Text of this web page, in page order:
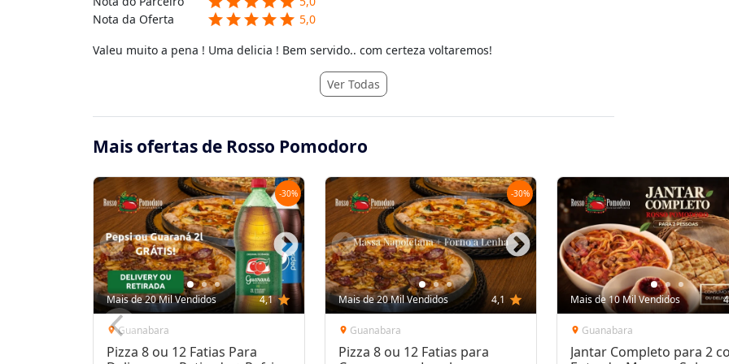
Nota da Oferta
starstarstarstarstar 5,0
Valeu muito a pena ! Uma delicia ! Bem servido.. com certeza voltaremos!
Ver Todas
Mais ofertas de Rosso Pomodoro
-30%
Mais de 20 Mil Vendidos 4,1 star
location_onGuanabara
Pizza 8 ou 12 Fatias Para
-30%
Mais de 20 Mil Vendidos 4,1 star
location_on Guanabara
Pizza 8 ou 12 Fatias para
Mais de 10 Mil Vendidos
location_on Guanabara
Jantar Completo para 2